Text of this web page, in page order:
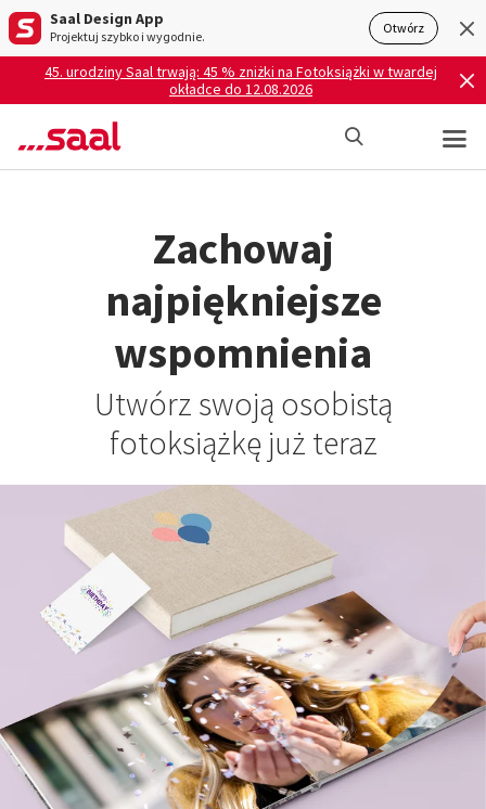
Saal Design App
Projektuj szybko i wygodnie. Otwórz
45. urodziny Saal trwają: 45 % zniżki na Fotoksiążki w twardej
okładce do 12.08.2026
Zachowaj
najpiękniejsze
wspomnienia
Utwórz swoją osobistą
fotoksiążkę już teraz